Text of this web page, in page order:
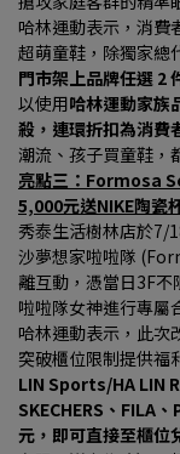
哈林運動表示，消費
超萌童鞋，除獨家總
門市架上品牌任選 2
以使用哈林運動家族
殺，連環折扣為消費
潮流、孩子買童鞋，
亮點三：Formosa
5,000元送NIKE陶瓷
秀泰生活樹林店於7/
沙夢想家啦啦隊
離互動，憑當日3F
啦啦隊女神進行專屬
哈林運動表示，此次
突破櫃位限制提供福
LIN Sports/HA LIN
SKECHERS、FILA
元，即可直接至櫃位